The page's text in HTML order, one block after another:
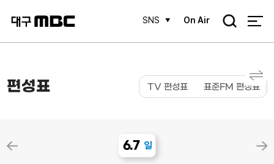
SNS On Air
검
편성표 TV 편성표 표준FM 편성표
6.7 일